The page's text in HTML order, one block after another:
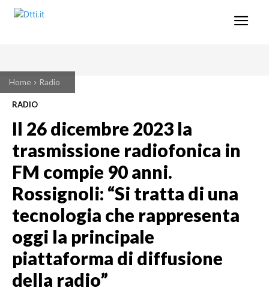
Home Radio
RADIO
Il 26 dicembre 2023 la
trasmissione radiofonica in
FM compie 90 anni.
Rossignoli: “Si tratta di una
tecnologia che rappresenta
oggi la principale
piattaforma di diffusione
della radio”